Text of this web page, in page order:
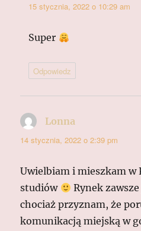
15 stycznia, 2022 o 10:29 am
Super
Odpowiedz
Lonna
14 stycznia, 2022 o 2:39 pm
Uwielbiam i mieszkam w
studiów
Rynek
chociaż przyznam, że
komunikacją miejską w